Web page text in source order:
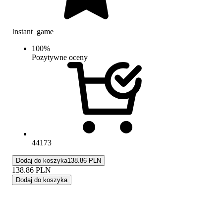
Instant_game
100%
Pozytywne oceny
44173
Dodaj do koszyka138.86 PLN
138.86 PLN
Dodaj do koszyka